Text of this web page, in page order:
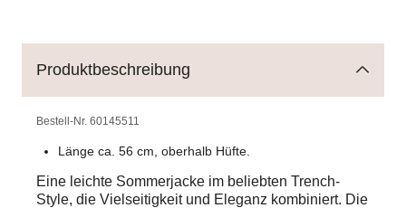
Produktbeschreibung
Bestell-Nr. 60145511
Länge ca. 56 cm, oberhalb Hüfte.
Eine leichte Sommerjacke im beliebten Trench-
Style, die Vielseitigkeit und Eleganz kombiniert. Die